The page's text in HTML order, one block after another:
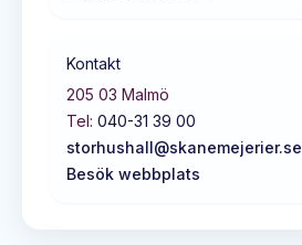
Kontakt
205 03 Malmö
Tel: 040-31 39 00
storhushall@skanemejerier.se
Besök webbplats